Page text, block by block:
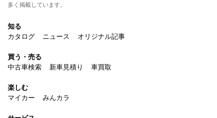
多く掲載しています。
知る
カタログ
ニュース オリジナル記事
買う・売る
中古車検索
新車見積り 車買取
楽しむ
マイカー
みんカラ